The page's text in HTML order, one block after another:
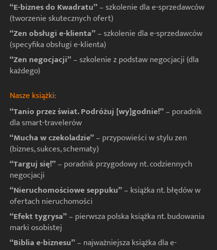
“E-biznes do Kwadratu”– szkolenie dla e-sprzedawców
(tworzenie skutecznych ofert)
“Zen obsługi e-klienta”– szkolenie dla e-sprzedawców
(specyfika obsługi e-klienta)
“Zen negocjacji”– szkolenie z podstaw negocjacji (dla
każdego)
Nasze książki:
“Tanio przez świat. Podróżuj [wy]godnie!”– poradnik
dla smart-travelerów
“Mucha w czekoladzie”– przypowieści w stylu zen
(biznes, sukces, schematy)
“Targuj się!”– poradnik przygodowy nt. codziennych
negocjacji
“Nieruchomościowe seppuku”– książka nt. błędów w
ofertach nieruchomości
“Efekt tygrysa”– pierwsza polska książka nt. budowania
marki osobistej
“Biblia e-biznesu”– najważniejsza książka dla e-